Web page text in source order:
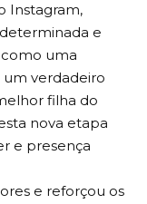
Instagram,
e
uma
um verdadeiro
filha do
nova etapa
e presença
e reforçou os